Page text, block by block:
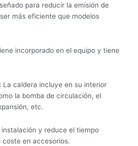
para reducir la emisión de
más eficiente que modelos
incorporado en el equipo y tiene
La caldera incluye en su interior
la bomba de circulación, el
etc.
y reduce el tiempo
coste en accesorios.